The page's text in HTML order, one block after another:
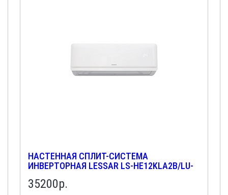
НАСТЕННАЯ СПЛИТ-СИСТЕМА
ИНВЕРТОРНАЯ LESSAR LS-HE12KLA2В/LU-
35200р.